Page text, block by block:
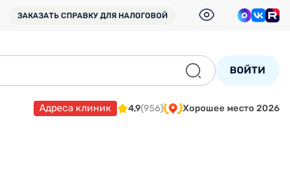
ЗАКАЗАТЬ СПРАВКУ ДЛЯ НАЛОГОВОЙ
ВОЙТИ
Адреса клиник 4,9(956) Хорошее место 2026